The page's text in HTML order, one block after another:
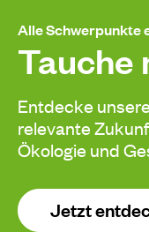
Alle Schwerpunkte
Tauche
Entdecke
relevante
Ökologie und
Jetzt